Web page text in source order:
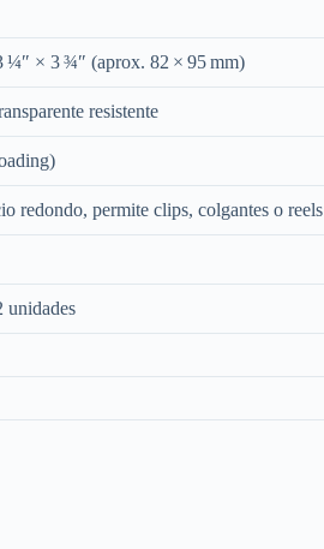
¼″ × 3 ¾″ (aprox. 82 × 95 mm)
resistente
redondo, permite clips, colgantes o reels
unidades